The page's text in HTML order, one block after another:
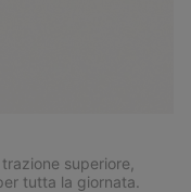
superiore,
tutta la giornata.